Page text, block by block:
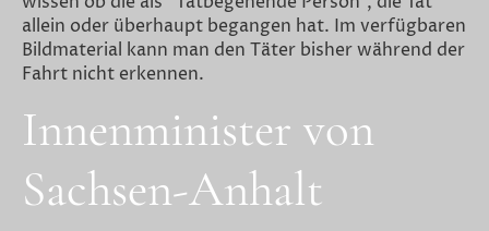
allein oder überhaupt begangen hat. Im verfügbaren
Bildmaterial kann man den Täter bisher während der
Fahrt nicht erkennen.
Innenminister von
Sachsen-Anhalt